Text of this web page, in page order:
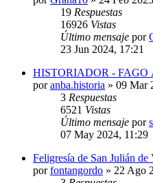
19 Respuestas
16926 Vistas
Último mensaje por
23 Jun 2024, 17:21
HISTORIADOR - FAGO
poranba.historia » 09 Mar
3 Respuestas
6521 Vistas
Último mensaje por
07 May 2024, 11:29
Feligresía de San Julián
porfontangordo » 22 Ago